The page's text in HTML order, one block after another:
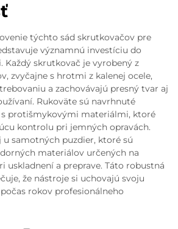
týchto sád skrutkovačov pre
významnú investíciu do
Každý skrutkovač je vyrobený z
zvyčajne s hrotmi z kalenej ocele,
a zachovávajú presný tvar aj
Rukoväte sú navrhnuté
protišmykovými materiálmi, ktoré
kontrolu pri jemných opravách.
u samotných puzdier, ktoré sú
materiálov určených na
uskladnení a preprave. Táto robustná
že nástroje si uchovajú svoju
rokov profesionálneho